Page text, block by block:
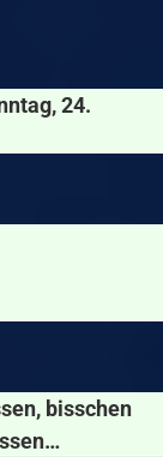
24.
bisschen